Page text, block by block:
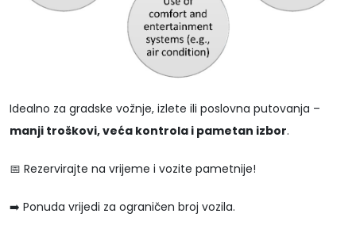
Idealno za gradske vožnje, izlete ili poslovna putovanja –
manji troškovi, veća kontrola i pametan izbor.
📅 Rezervirajte na vrijeme i vozite pametnije!
➡️ Ponuda vrijedi za ograničen broj vozila.